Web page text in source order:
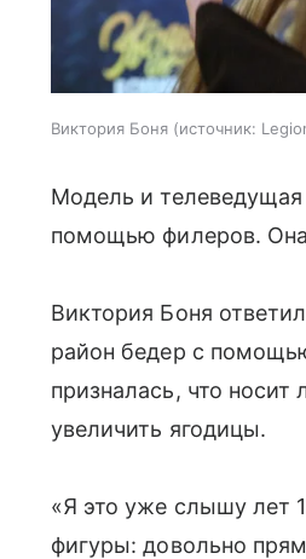
Виктория Боня источник:
Модель и телеведущая
помощью филеров. Она
Виктория Боня
район бедер с
призналась, что
увеличить ягодицы.
«Я это уже слышу лет
фигуры: довольно